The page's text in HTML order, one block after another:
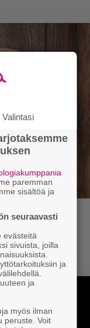
yhteyden
Valintasi
paremman
sisältöä ja
seuraavasti
evästeitä
sivuista, joilla
ja
ja
myös ilman
peruste. Voit